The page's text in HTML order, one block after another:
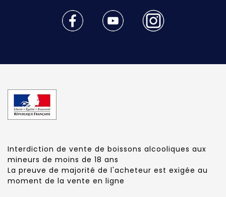
Interdiction de vente de boissons alcooliques aux
mineurs de moins de 18 ans
La preuve de majorité de l'acheteur est exigée au
moment de la vente en ligne